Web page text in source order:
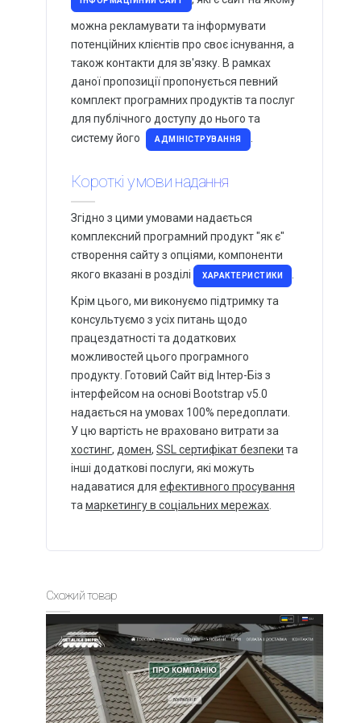
АКЦІЇзнижки до
33%
Не пропустіть величезну знижку!
ВСІ АКЦІЇ
можна рекламувати та інформувати
потенційних клієнтів про своє існування, а
також контакти для зв'язку. В рамках
даної пропозиції пропонується певний
комплект програмних продуктів та послуг
для публічного доступу до нього та
систему його
АДМІНІСТРУВАННЯ .
Короткі умови надання
Згідно з цими умовами надається
комплексний програмний продукт "як є"
створення сайту з опціями, компоненти
якого вказані в розділі
ХАРАКТЕРИСТИКИ .
Крім цього, ми виконуємо підтримку та
консультуємо з усіх питань щодо
працездатності та додаткових
можливостей цього програмного
продукту. Готовий Сайт від Інтер-Біз з
інтерфейсом на основі Bootstrap v5.0
надається на умовах 100% передоплати.
У цю вартість не враховано витрати за
хостинг, домен, SSL сертифікат безпеки та
інші додаткові послуги, які можуть
надаватися для ефективного просування
тамаркетингу в соціальних мережах.
Схожий товар